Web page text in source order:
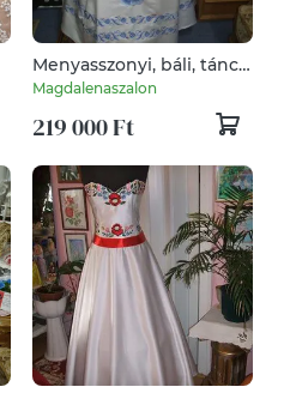
Menyasszonyi, báli, tánc,
alkalmi ruha, A vonalú,
Magdalenaszalon
219 000 Ft